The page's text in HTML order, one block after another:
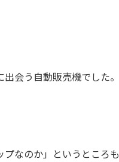
会う自動販売機でした。
なのか」というところも